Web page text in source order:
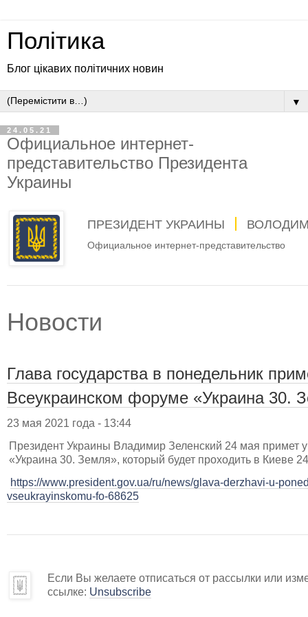
Політика
Блог цікавих політичних новин
▼
24.05.21
Официальное интернет-
представительство Президента
Украины
ПРЕЗИДЕНТ УКРАИНЫ
Официальное интернет-представительство
Новости
Глава государства в понедельник
Всеукраинском форуме «Украина 30.
23 мая 2021 года - 13:44
Президент Украины Владимир Зеленский 24 мая примет
«Украина 30. Земля», который будет проходить в Киеве
https://www.president.gov.ua/ru/news/glava-derzhavi-u-
vseukrayinskomu-fo-68625
Если Вы желаете отписаться от рассылки или
ссылке: Unsubscribe